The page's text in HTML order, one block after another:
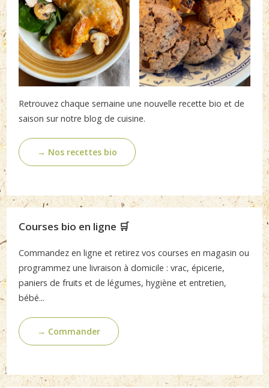
Retrouvez chaque semaine une nouvelle recette bio et de
saison sur notre blog de cuisine.
→ Nos recettes bio
Courses bio en ligne 🛒
Commandez en ligne et retirez vos courses en magasin ou
programmez une livraison à domicile : vrac, épicerie,
paniers de fruits et de légumes, hygiène et entretien,
bébé...
→ Commander